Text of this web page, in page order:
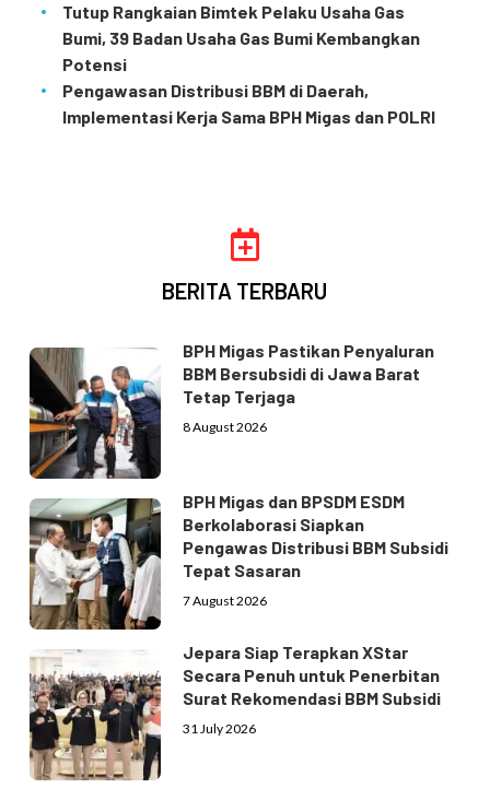
Tutup Rangkaian Bimtek Pelaku Usaha Gas
Bumi, 39 Badan Usaha Gas Bumi Kembangkan
Potensi
Pengawasan Distribusi BBM di Daerah,
Implementasi Kerja Sama BPH Migas dan POLRI
BERITA TERBARU
BPH Migas Pastikan Penyaluran
BBM Bersubsidi di Jawa Barat
Tetap Terjaga
8 August 2026
BPH Migas dan BPSDM ESDM
Berkolaborasi Siapkan
Pengawas Distribusi BBM Subsidi
Tepat Sasaran
7 August 2026
Jepara Siap Terapkan XStar
Secara Penuh untuk Penerbitan
Surat Rekomendasi BBM Subsidi
31 July 2026